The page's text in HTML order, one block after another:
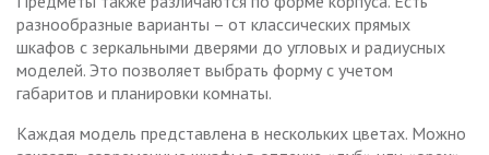
разнообразные варианты – от классических прямых
шкафов с зеркальными дверями до угловых и радиусных
моделей. Это позволяет выбрать форму с учетом
габаритов и планировки комнаты.
Каждая модель представлена в нескольких цветах. Можно